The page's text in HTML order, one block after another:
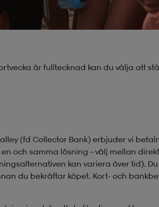
är fulltecknad kan du välja att
(fd Collector Bank) erbjuder vi
och samma lösning – välj mellan
kan variera över tid).
du bekräftar köpet. Kort- och